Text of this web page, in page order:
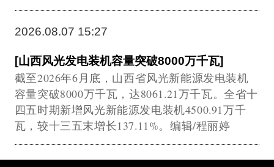
2026.08.07 15:27
[山西风光发电装机容量突破8000万千瓦]
截至2026年6月底，山西省风光新能源发电装机
容量突破8000万千瓦，达8061.21万千瓦。全省十
四五时期新增风光新能源发电装机4500.91万千
瓦，较十三五末增长137.11%。编辑/程丽婷